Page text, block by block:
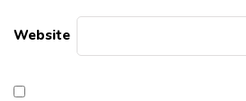
Website